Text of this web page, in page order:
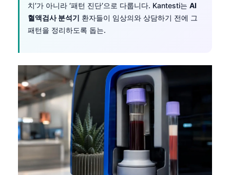
치’가 아니라 ‘패턴 진단’으로 다룹니다. Kantesti는 AI
혈액검사 분석기 환자들이 임상의와 상담하기 전에 그
패턴을 정리하도록 돕는.